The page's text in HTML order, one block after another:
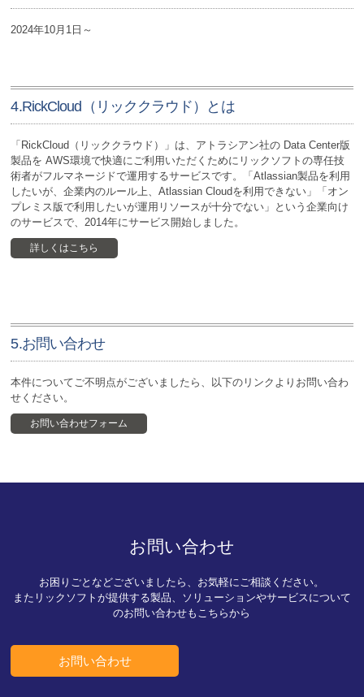
2024年10月1日～
4.RickCloud（リッククラウド）とは
「RickCloud（リッククラウド）」は、アトラシアン社の Data Center版
製品を AWS環境で快適にご利用いただくためにリックソフトの専任技
術者がフルマネージドで運用するサービスです。「Atlassian製品を利用
したいが、企業内のルール上、Atlassian Cloudを利用できない」「オン
プレミス版で利用したいが運用リソースが十分でない」という企業向け
のサービスで、2014年にサービス開始しました。
詳しくはこちら
5.お問い合わせ
本件についてご不明点がございましたら、以下のリンクよりお問い合わ
せください。
お問い合わせフォーム
お問い合わせ
お困りごとなどございましたら、お気軽にご相談ください。
またリックソフトが提供する製品、ソリューションやサービスについて
のお問い合わせもこちらから
お問い合わせ